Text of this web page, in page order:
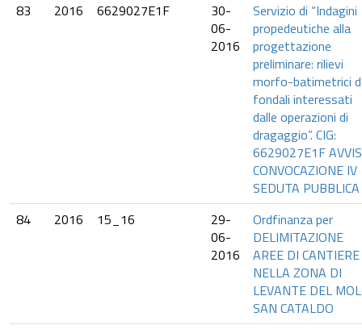
83
2016 6629027E1F
30-
06-
2016
Servizio di “Indagini
propedeutiche alla
progettazione
preliminare: rilievi
morfo-batimetrici
fondali interessati
dalle operazioni di
dragaggio”. CIG:
6629027E1F
CONVOCAZIONE IV
SEDUTA PUBBLICA
84
2016 15_16
29-
06-
2016
Ordfinanza per
DELIMITAZIONE
AREE DI CANTIERE
NELLA ZONA DI
LEVANTE DEL
SAN CATALDO